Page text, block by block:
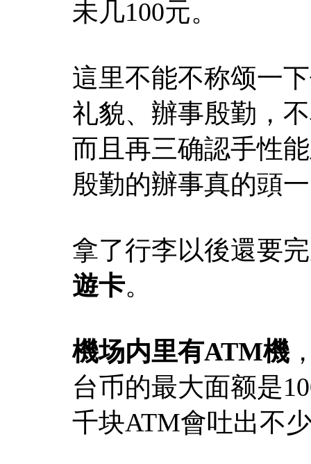
未几100元。
這里不能不称颂一
礼貌、辦事殷勤，
而且再三确認手性
殷勤的辦事真的頭
拿了行李以後還要
遊卡。
機场内里有ATM機
台币的最大面额是
千块ATM會吐出不